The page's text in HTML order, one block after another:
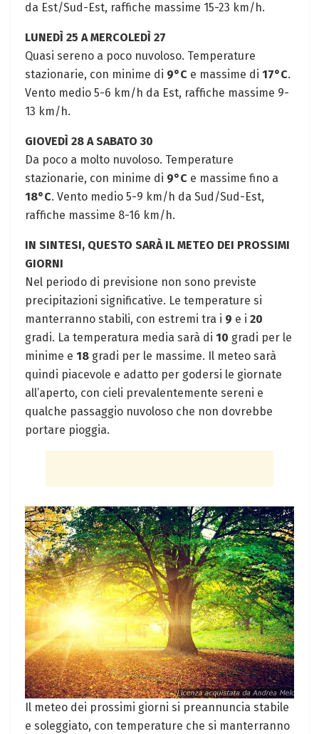
da Est/Sud-Est, raffiche massime 15-23 km/h.
LUNEDÌ 25 A MERCOLEDÌ 27
Quasi sereno a poco nuvoloso. Temperature
stazionarie, con minime di 9°C e massime di 17°C.
Vento medio 5-6 km/h da Est, raffiche massime 9-
13 km/h.
GIOVEDÌ 28 A SABATO 30
Da poco a molto nuvoloso. Temperature
stazionarie, con minime di 9°C e massime fino a
18°C. Vento medio 5-9 km/h da Sud/Sud-Est,
raffiche massime 8-16 km/h.
IN SINTESI, QUESTO SARÀ IL METEO DEI PROSSIMI
GIORNI
Nel periodo di previsione non sono previste
precipitazioni significative. Le temperature si
manterranno stabili, con estremi tra i 9 e i 20
gradi. La temperatura media sarà di 10 gradi per le
minime e 18 gradi per le massime. Il meteo sarà
quindi piacevole e adatto per godersi le giornate
all’aperto, con cieli prevalentemente sereni e
qualche passaggio nuvoloso che non dovrebbe
portare pioggia.
Il meteo dei prossimi giorni si preannuncia stabile
e soleggiato, con temperature che si manterranno